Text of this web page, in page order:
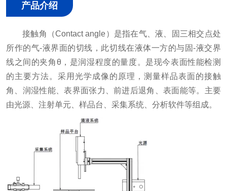
产品介绍
接触角（Contact angle）是指在气、液、固三相交点处
所作的气-液界面的切线，此切线在液体一方的与固-液交界
线之间的夹角θ，是润湿程度的量度。是现今表面性能检测
的主要方法。采用光学成像的原理，测量样品表面的接触
角、润湿性能、表界面张力、前进后退角、表面能等。主要
由光源、注射单元、样品台、采集系统、分析软件等组成。